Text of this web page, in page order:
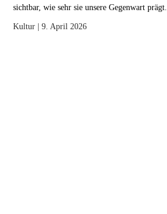
sichtbar, wie sehr sie unsere Gegenwart prägt.
Kultur | 9. April 2026